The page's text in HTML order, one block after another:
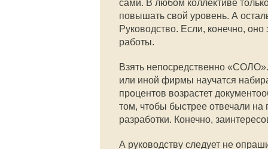
сами. В любом коллективе
повышать свой уровень. А
Руководство. Если, конечно,
работы.
Взять непосредственно
или иной фирмы научатся
процентов возрастет
том, чтобы быстрее отвечали
разработки. Конечно,
А руководству следует не